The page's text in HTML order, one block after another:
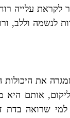
לקראת עלייה
לנשמה וללב,
את היכולות
אותם
למי שרואה בדת